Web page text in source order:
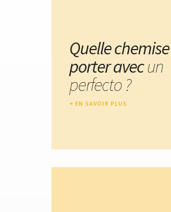
Quelle chemise
porter avecun
perfecto ?
EN SAVOIR PLUS